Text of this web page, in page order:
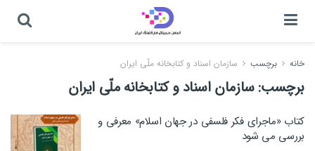
خانه برچسب سازمان اسناد و کتابخانه ملّی ایران
برچسب:سازمان اسناد و کتابخانه ملّی ایران
کتاب «ماجرای فکر فلسفی در جهان اسلام» معرفی و
بررسی می شود